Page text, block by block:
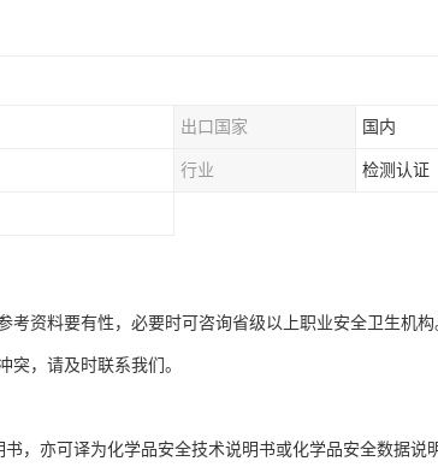
出口国家 国内
行业 检测认证
考资料要有性，必要时可咨询省级以上职业安全卫生机
突，请及时联系我们。
书，亦可译为化学品安全技术说明书或化学品安全数据说